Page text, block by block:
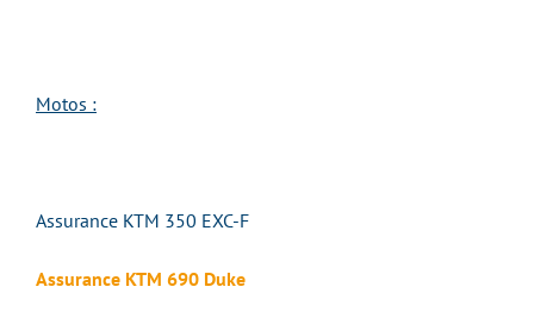
Motos :
Assurance KTM 350 EXC-F
Assurance KTM 690 Duke